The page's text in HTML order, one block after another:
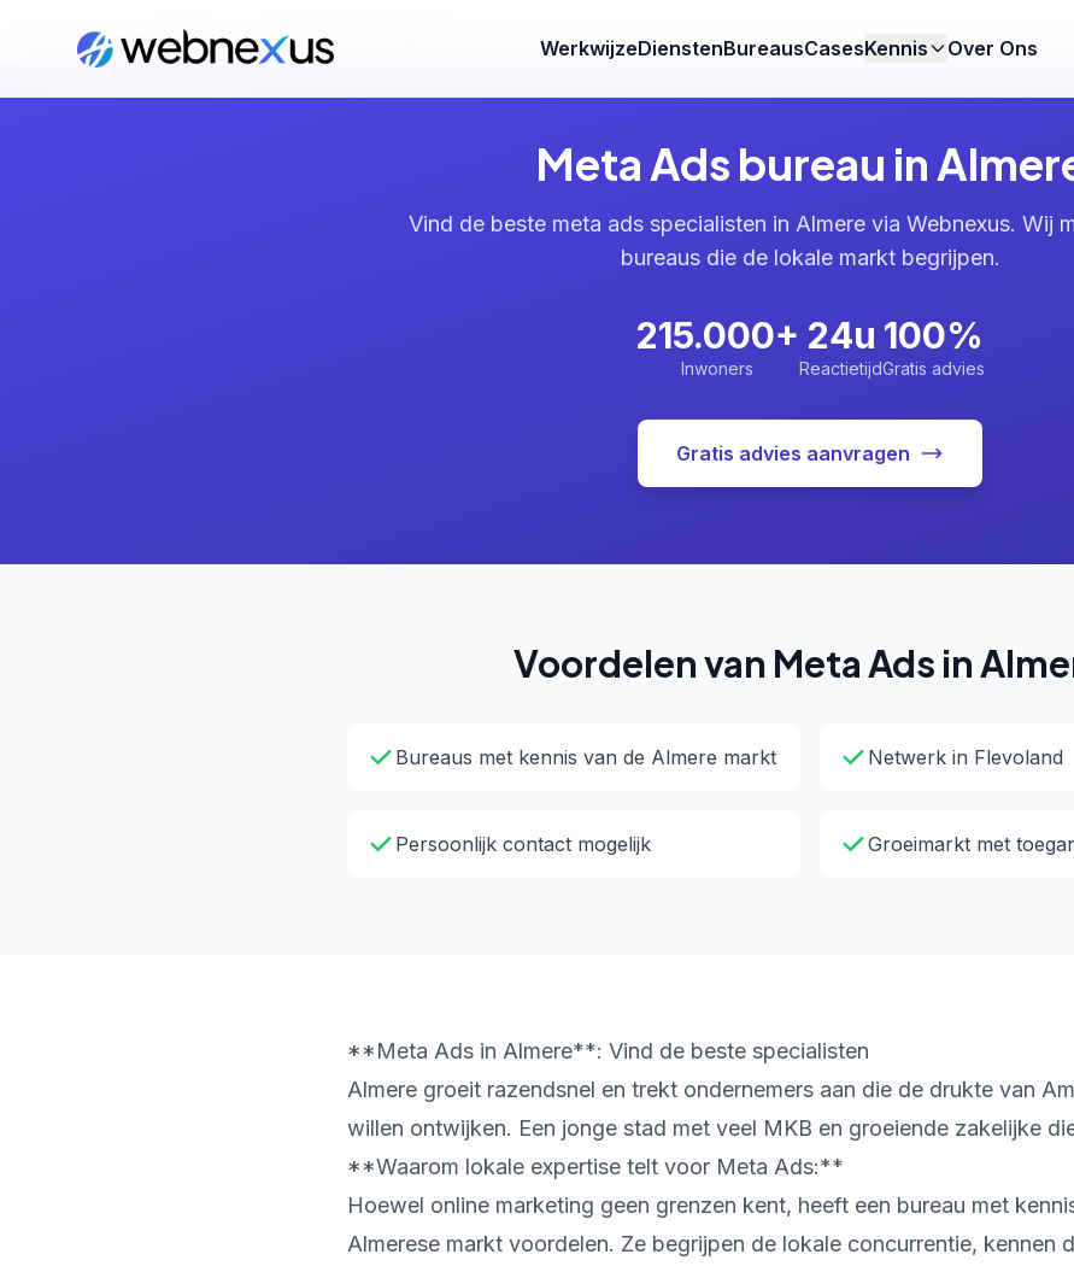
WerkwijzeDienstenBureausCasesKennis Over Ons
Home Diensten Meta Ads
Meta Ads bureau in
Vind de beste meta ads specialisten in Almere via Webnexus. Wij
bureaus die de lokale markt begrijpen.
215.000+
Inwoners
24u
Reactietijd
100%
Gratis advies
Gratis advies aanvragen
Voordelen van Meta Ads in
Bureaus met kennis van de Almere markt Netwerk in Flevoland
Persoonlijk contact mogelijk Groeimarkt met
**Meta Ads in Almere**: Vind de beste specialisten
Almere groeit razendsnel en trekt ondernemers aan die de drukte van
willen ontwijken. Een jonge stad met veel MKB en groeiende zakelijke
**Waarom lokale expertise telt voor Meta Ads:**
Hoewel online marketing geen grenzen kent, heeft een bureau met
Almerese markt voordelen. Ze begrijpen de lokale concurrentie, kennen